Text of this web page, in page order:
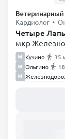
Ветеринарный
Кардиолог •
Четыре
мкр
Кучино
35
Ольгино